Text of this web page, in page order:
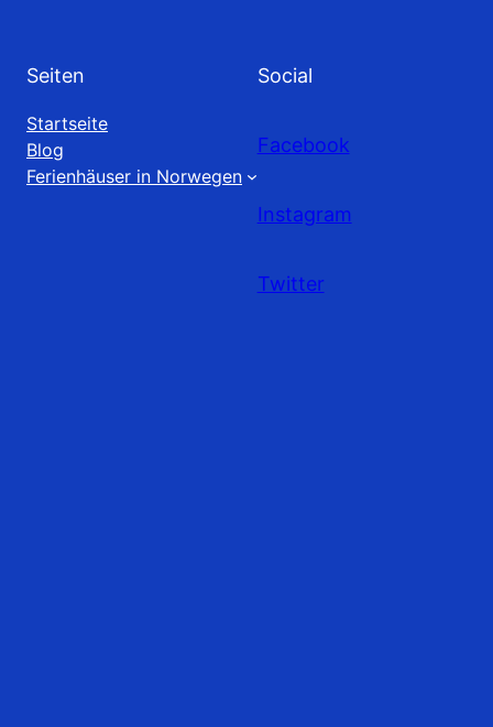
Seiten
Startseite
Blog
Ferienhäuser in Norwegen
Social
Facebook
Instagram
Twitter